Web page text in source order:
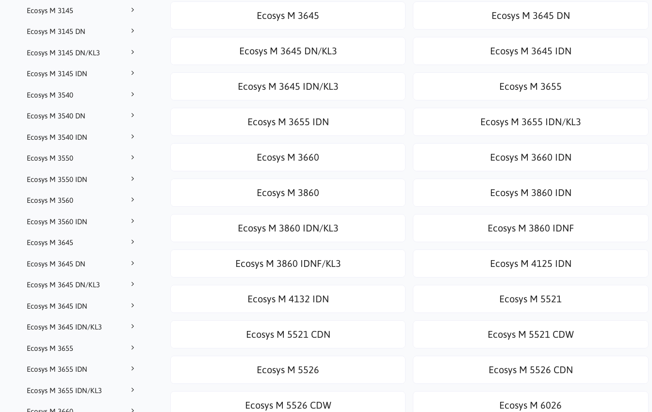
Ecosys M 3145
Ecosys M 3145 DN
Ecosys M 3145 DN/KL3
Ecosys M 3145 IDN
Ecosys M 3540
Ecosys M 3540 DN
Ecosys M 3540 IDN
Ecosys M 3550
Ecosys M 3550 IDN
Ecosys M 3560
Ecosys M 3560 IDN
Ecosys M 3645
Ecosys M 3645 DN
Ecosys M 3645 DN/KL3
Ecosys M 3645 IDN
Ecosys M 3645 IDN/KL3
Ecosys M 3655
Ecosys M 3655 IDN
Ecosys M 3655 IDN/KL3
Ecosys M 3645 Ecosys M 3645 DN
Ecosys M 3645 DN/KL3 Ecosys M 3645 IDN
Ecosys M 3645 IDN/KL3 Ecosys M 3655
Ecosys M 3655 IDN Ecosys M 3655 IDN/KL3
Ecosys M 3660 Ecosys M 3660 IDN
Ecosys M 3860 Ecosys M 3860 IDN
Ecosys M 3860 IDN/KL3 Ecosys M 3860 IDNF
Ecosys M 3860 IDNF/KL3 Ecosys M 4125 IDN
Ecosys M 4132 IDN Ecosys M 5521
Ecosys M 5521 CDN Ecosys M 5521 CDW
Ecosys M 5526 Ecosys M 5526 CDN
Ecosys M 5526 CDW Ecosys M 6026